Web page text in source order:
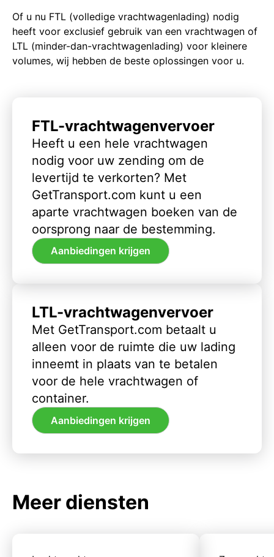
Of u nu FTL (volledige vrachtwagenlading) nodig
heeft voor exclusief gebruik van een vrachtwagen of
LTL (minder-dan-vrachtwagenlading) voor kleinere
volumes, wij hebben de beste oplossingen voor u.
FTL-vrachtwagenvervoer
Heeft u een hele vrachtwagen
nodig voor uw zending om de
levertijd te verkorten? Met
GetTransport.com kunt u een
aparte vrachtwagen boeken van de
oorsprong naar de bestemming.
Aanbiedingen krijgen
LTL-vrachtwagenvervoer
Met GetTransport.com betaalt u
alleen voor de ruimte die uw lading
inneemt in plaats van te betalen
voor de hele vrachtwagen of
container.
Aanbiedingen krijgen
Meer diensten